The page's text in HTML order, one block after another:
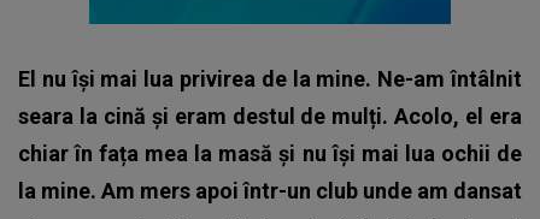
El nu își mai lua privirea de la mine. Ne-am întâlnit
seara la cină și eram destul de mulți. Acolo, el era
chiar în fața mea la masă și nu își mai lua ochii de
la mine. Am mers apoi într-un club unde am dansat